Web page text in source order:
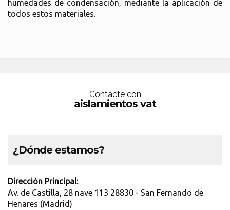
humedades de condensación, mediante la aplicación de
todos estos materiales.
Contácte con
aislamientos vat
¿Dónde estamos?
Dirección Principal:
Av. de Castilla, 28 nave 113 28830 - San Fernando de
Henares (Madrid)